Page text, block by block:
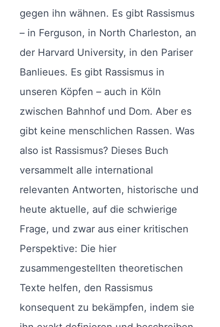
gegen ihn wähnen. Es gibt Rassismus
– in Ferguson, in North Charleston, an
der Harvard University, in den Pariser
Banlieues. Es gibt Rassismus in
unseren Köpfen – auch in Köln
zwischen Bahnhof und Dom. Aber es
gibt keine menschlichen Rassen. Was
also ist Rassismus? Dieses Buch
versammelt alle international
relevanten Antworten, historische und
heute aktuelle, auf die schwierige
Frage, und zwar aus einer kritischen
Perspektive: Die hier
zusammengestellten theoretischen
Texte helfen, den Rassismus
konsequent zu bekämpfen, indem sie